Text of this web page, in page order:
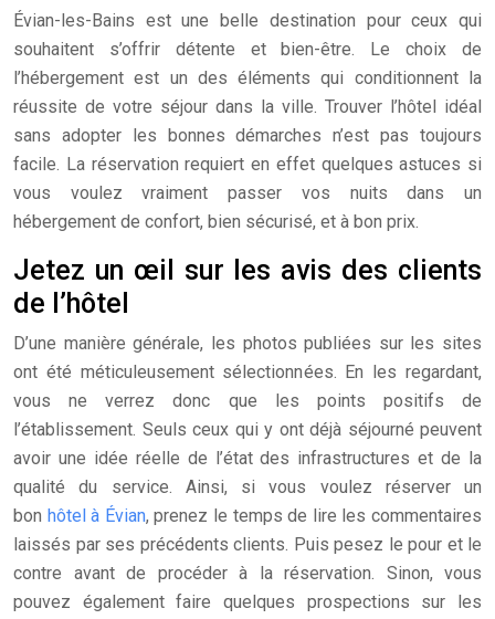
Évian-les-Bains est une belle destination pour ceux qui
souhaitent s’offrir détente et bien-être. Le choix de
l’hébergement est un des éléments qui conditionnent la
réussite de votre séjour dans la ville. Trouver l’hôtel idéal
sans adopter les bonnes démarches n’est pas toujours
facile. La réservation requiert en effet quelques astuces si
vous voulez vraiment passer vos nuits dans un
hébergement de confort, bien sécurisé, et à bon prix.
Jetez un œil sur les avis des clients
de l’hôtel
D’une manière générale, les photos publiées sur les sites
ont été méticuleusement sélectionnées. En les regardant,
vous ne verrez donc que les points positifs de
l’établissement. Seuls ceux qui y ont déjà séjourné peuvent
avoir une idée réelle de l’état des infrastructures et de la
qualité du service. Ainsi, si vous voulez réserver un
bon hôtel à Évian, prenez le temps de lire les commentaires
laissés par ses précédents clients. Puis pesez le pour et le
contre avant de procéder à la réservation. Sinon, vous
pouvez également faire quelques prospections sur les